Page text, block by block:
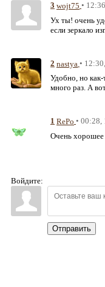
3 wojt75 •
Ух ты! очень
если зеркало
2 nastya •
Удобно, но как-
много раз. А
1 RePo • 00:28,
Очень хорошее
Войдите:
Отправить